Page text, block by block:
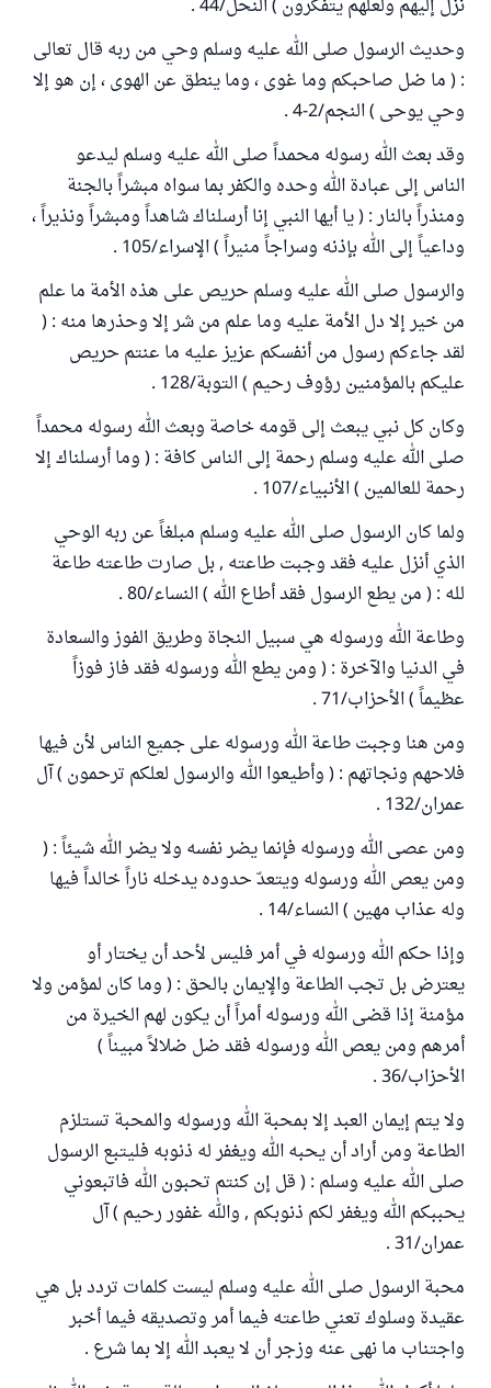
نزل إليهم ولعلهم يتفكرون ) النحل/44 .
وحديث الرسول صلى الله عليه وسلم وحي من ربه قال تعالى
: ( ما ضل صاحبكم وما غوى ، وما ينطق عن الهوى ، إن هو إلا
وحي يوحى ) النجم/2-4 .
وقد بعث الله رسوله محمداً صلى الله عليه وسلم ليدعو
الناس إلى عبادة الله وحده والكفر بما سواه مبشراً بالجنة
ومنذراً بالنار : ( يا أيها النبي إنا أرسلناك شاهداً ومبشراً ونذيراً ،
وداعياً إلى الله بإذنه وسراجاً منيراً ) الإسراء/105 .
والرسول صلى الله عليه وسلم حريص على هذه الأمة ما علم
من خير إلا دل الأمة عليه وما علم من شر إلا وحذرها منه : (
لقد جاءكم رسول من أنفسكم عزيز عليه ما عنتم حريص
عليكم بالمؤمنين رؤوف رحيم ) التوبة/128 .
وكان كل نبي يبعث إلى قومه خاصة وبعث الله رسوله محمداً
صلى الله عليه وسلم رحمة إلى الناس كافة : ( وما أرسلناك إلا
رحمة للعالمين ) الأنبياء/107 .
ولما كان الرسول صلى الله عليه وسلم مبلغاً عن ربه الوحي
الذي أنزل عليه فقد وجبت طاعته , بل صارت طاعته طاعة
لله : ( من يطع الرسول فقد أطاع الله ) النساء/80 .
وطاعة الله ورسوله هي سبيل النجاة وطريق الفوز والسعادة
في الدنيا والآخرة : ( ومن يطع الله ورسوله فقد فاز فوزاً
عظيماً ) الأحزاب/71 .
ومن هنا وجبت طاعة الله ورسوله على جميع الناس لأن فيها
فلاحهم ونجاتهم : ( وأطيعوا الله والرسول لعلكم ترحمون ) آل
عمران/132 .
ومن عصى الله ورسوله فإنما يضر نفسه ولا يضر الله شيئاً : (
ومن يعص الله ورسوله ويتعدّ حدوده يدخله ناراً خالداً فيها
وله عذاب مهين ) النساء/14 .
وإذا حكم الله ورسوله في أمر فليس لأحد أن يختار أو
يعترض بل تجب الطاعة والإيمان بالحق : ( وما كان لمؤمن ولا
مؤمنة إذا قضى الله ورسوله أمراً أن يكون لهم الخيرة من
أمرهم ومن يعص الله ورسوله فقد ضل ضلالاً مبيناً )
الأحزاب/36 .
ولا يتم إيمان العبد إلا بمحبة الله ورسوله والمحبة تستلزم
الطاعة ومن أراد أن يحبه الله ويغفر له ذنوبه فليتبع الرسول
صلى الله عليه وسلم : ( قل إن كنتم تحبون الله فاتبعوني
يحببكم الله ويغفر لكم ذنوبكم , والله غفور رحيم ) آل
عمران/31 .
محبة الرسول صلى الله عليه وسلم ليست كلمات تردد بل هي
عقيدة وسلوك تعني طاعته فيما أمر وتصديقه فيما أخبر
واجتناب ما نهى عنه وزجر أن لا يعبد الله إلا بما شرع .